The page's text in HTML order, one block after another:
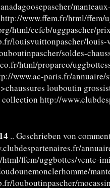
www.ffem.fr/html/ffem/
html/cefeb/uggpascher/
louisvuittonpascher/
soldes-
html/proparco/
www.ac-paris.fr/annuaire/
louboutin
http://
.. Geschrieben von
html/ffem/uggbottes/
louboutinpascher/